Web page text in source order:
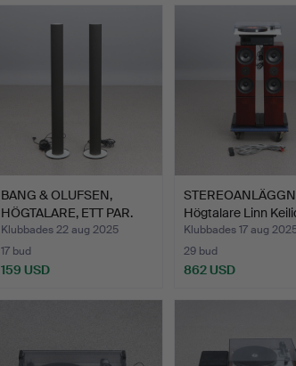
BANG & OLUFSEN,
HÖGTALARE, ETT PAR.
Metall…
Klubbades 22 aug 2025
17 bud
159 USD
Högtalare Linn
Klubbades 17 aug
29 bud
862 USD